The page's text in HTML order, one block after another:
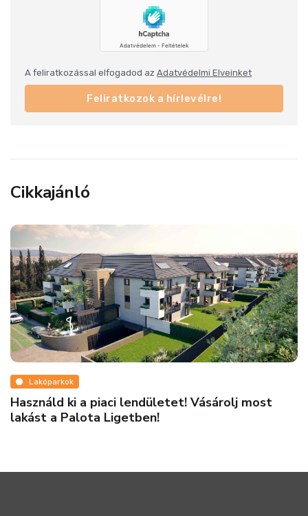
A feliratkozással elfogadod az Adatvédelmi Elveinket
Feliratkozok a hírlevélre!
Cikkajánló
Pénz
Ne maradjon le róla! Elképesztő iroda- és
raktárbérlési lehetőség Budapesten!